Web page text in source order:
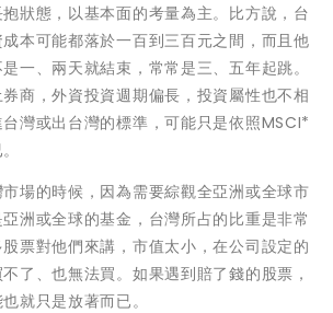
狀態，以基本面的考量為主。比方說，台
本可能都落於一百到三百元之間，而且他
一、兩天就結束，常常是三、五年起跳。
商，外資投資週期偏長，投資屬性也不相
灣或出台灣的標準，可能只是依照MSCI*
場的時候，因為需要綜觀全亞洲或全球市
洲或全球的基金，台灣所占的比重是非常
票對他們來講，市值太小，在公司設定的
了、也無法買。如果遇到賠了錢的股票，
就只是放著而已。